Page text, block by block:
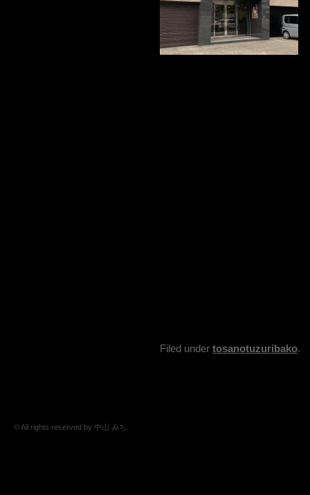
Filed under tosanotuzuribako.
© All rights reserved by 中山 みち.